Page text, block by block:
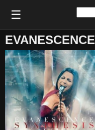
☰
EVANESCENCE